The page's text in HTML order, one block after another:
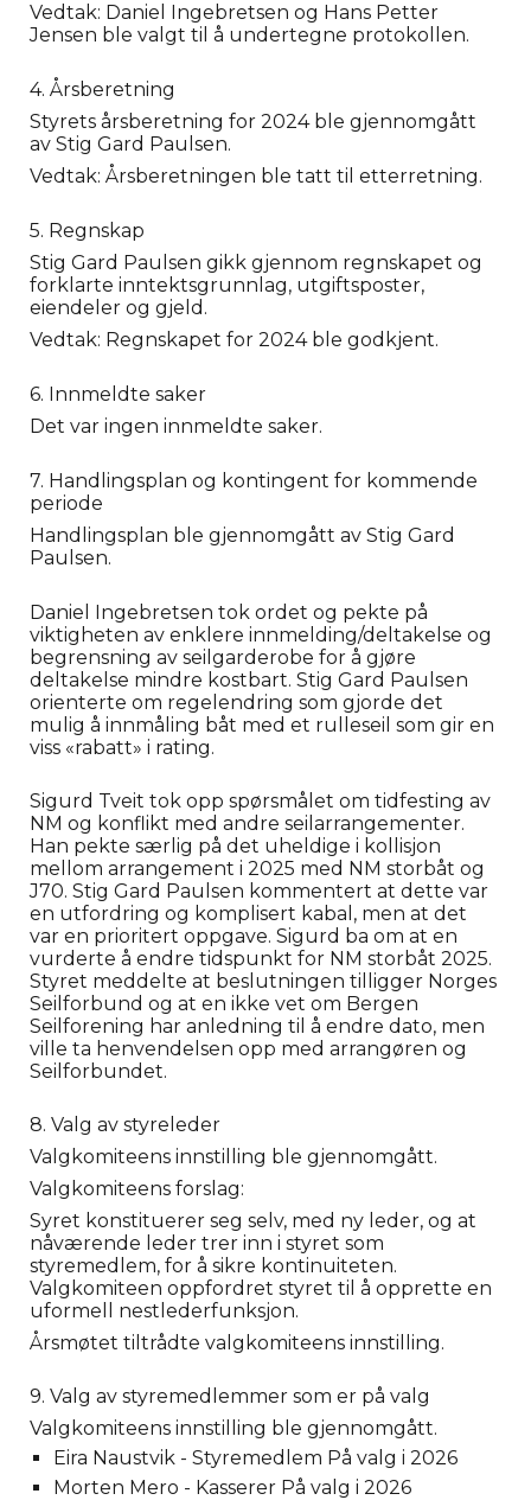
Vedtak: Daniel Ingebretsen og Hans Petter
Jensen ble valgt til å undertegne protokollen.
4. Årsberetning
Styrets årsberetning for 2024 ble gjennomgått
av Stig Gard Paulsen.
Vedtak: Årsberetningen ble tatt til etterretning.
5. Regnskap
Stig Gard Paulsen gikk gjennom regnskapet og
forklarte inntektsgrunnlag, utgiftsposter,
eiendeler og gjeld.
Vedtak: Regnskapet for 2024 ble godkjent.
6. Innmeldte saker
Det var ingen innmeldte saker.
7. Handlingsplan og kontingent for kommende
periode
Handlingsplan ble gjennomgått av Stig Gard
Paulsen.
Daniel Ingebretsen tok ordet og pekte på
viktigheten av enklere innmelding/deltakelse og
begrensning av seilgarderobe for å gjøre
deltakelse mindre kostbart. Stig Gard Paulsen
orienterte om regelendring som gjorde det
mulig å innmåling båt med et rulleseil som gir en
viss «rabatt» i rating.
Sigurd Tveit tok opp spørsmålet om tidfesting av
NM og konflikt med andre seilarrangementer.
Han pekte særlig på det uheldige i kollisjon
mellom arrangement i 2025 med NM storbåt og
J70. Stig Gard Paulsen kommentert at dette var
en utfordring og komplisert kabal, men at det
var en prioritert oppgave. Sigurd ba om at en
vurderte å endre tidspunkt for NM storbåt 2025.
Styret meddelte at beslutningen tilligger Norges
Seilforbund og at en ikke vet om Bergen
Seilforening har anledning til å endre dato, men
ville ta henvendelsen opp med arrangøren og
Seilforbundet.
8. Valg av styreleder
Valgkomiteens innstilling ble gjennomgått.
Valgkomiteens forslag:
Syret konstituerer seg selv, med ny leder, og at
nåværende leder trer inn i styret som
styremedlem, for å sikre kontinuiteten.
Valgkomiteen oppfordret styret til å opprette en
uformell nestlederfunksjon.
Årsmøtet tiltrådte valgkomiteens innstilling.
9. Valg av styremedlemmer som er på valg
Valgkomiteens innstilling ble gjennomgått.
Eira Naustvik - Styremedlem På valg i 2026
Morten Mero - Kasserer På valg i 2026